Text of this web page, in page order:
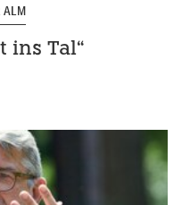
ALM
ins Tal“